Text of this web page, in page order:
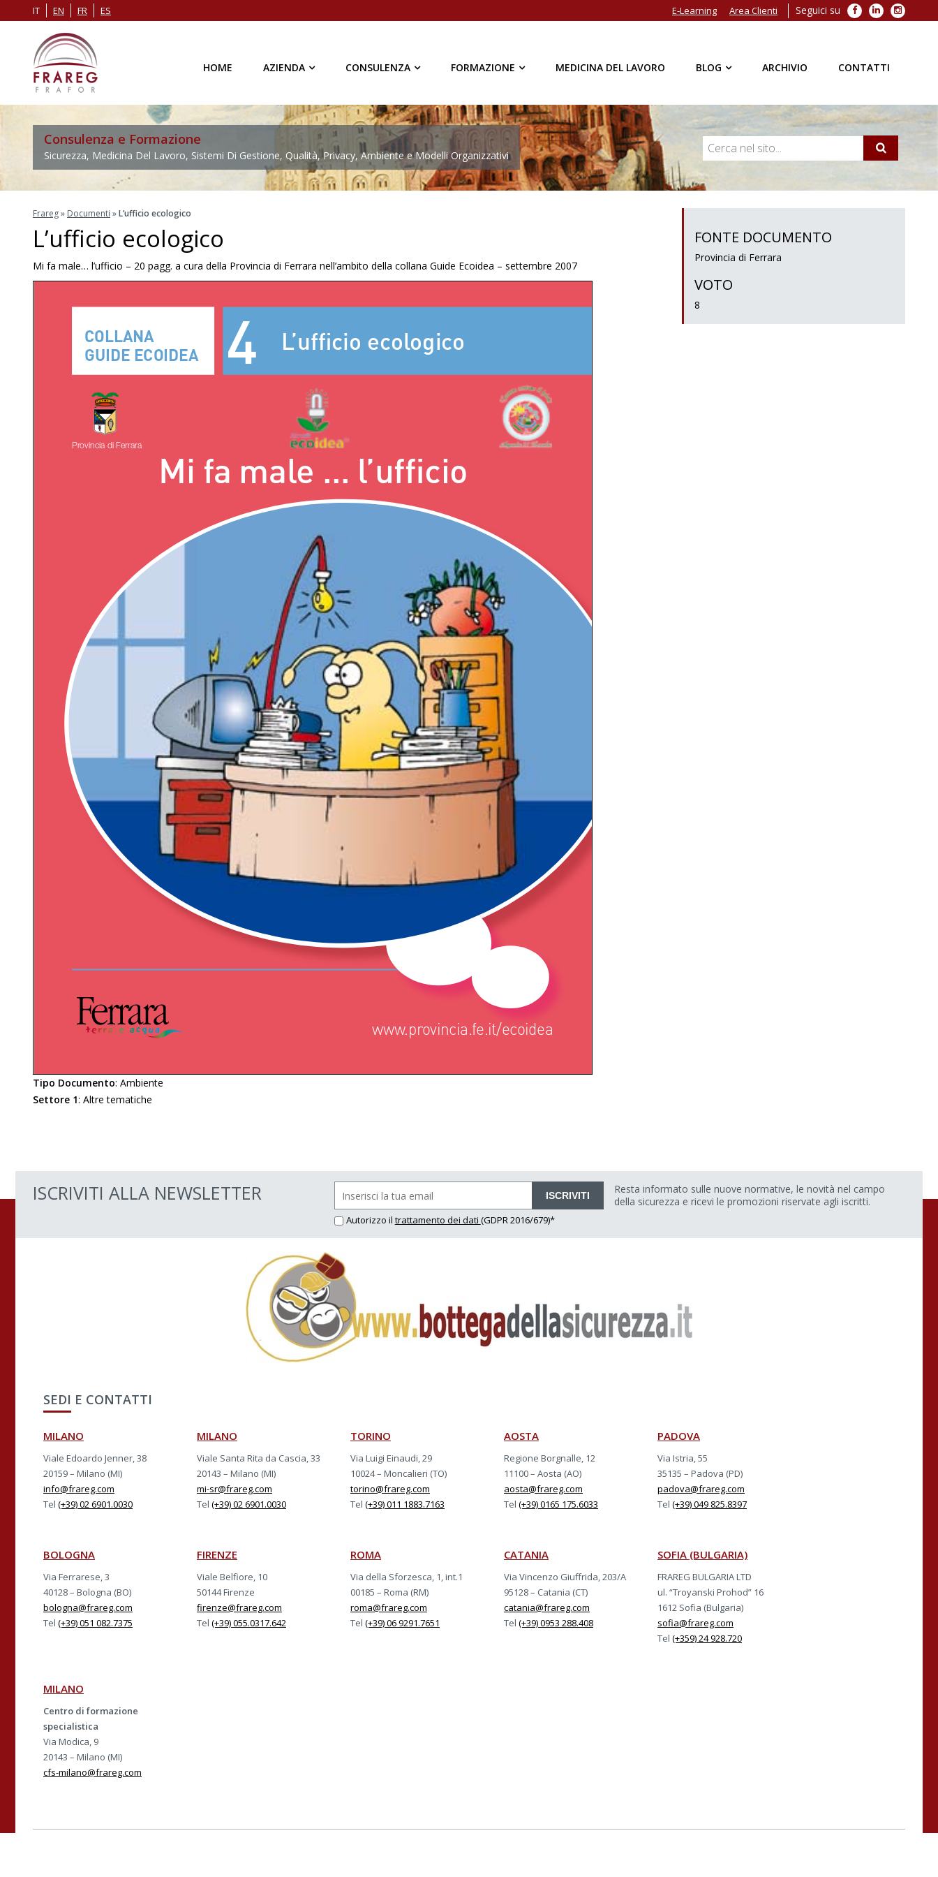
IT EN FR ES Seguici su Facebook
LinkedIn
E-Learning Area Clienti
HOME AZIENDA CONSULENZA FORMAZIONE MEDICINA DEL LAVORO BLOG ARCHIVIO CONTATTI
Consulenza e Formazione
Sicurezza, Medicina Del Lavoro, Sistemi Di Gestione, Qualità, Privacy, Ambiente e Modelli Organizzativi
Frareg» Documenti »L’ufficio ecologico
L’ufficio ecologico
Mi fa male… l’ufficio – 20 pagg. a cura della Provincia di Ferrara nell’ambito della collana Guide Ecoidea – settembre 2007
Tipo Documento: Ambiente
Settore 1: Altre tematiche
FONTE DOCUMENTO
Provincia di Ferrara
VOTO
8
ISCRIVITI ALLA NEWSLETTER ISCRIVITI
Autorizzo il trattamento dei dati (GDPR 2016/679)*
Resta informato sulle nuove normative, le novità nel campo
della sicurezza e ricevi le promozioni riservate agli iscritti.
SEDI E CONTATTI
MILANO
Viale Edoardo Jenner, 38
20159 – Milano (MI)
info@frareg.com
Tel (+39) 02 6901.0030
MILANO
Viale Santa Rita da Cascia, 33
20143 – Milano (MI)
mi-sr@frareg.com
Tel (+39) 02 6901.0030
TORINO
Via Luigi Einaudi, 29
10024 – Moncalieri (TO)
torino@frareg.com
Tel (+39) 011 1883.7163
AOSTA
Regione Borgnalle, 12
11100 – Aosta (AO)
aosta@frareg.com
Tel (+39) 0165 175.6033
PADOVA
Via Istria, 55
35135 – Padova (PD)
padova@frareg.com
Tel (+39) 049 825.8397
BOLOGNA
Via Ferrarese, 3
40128 – Bologna (BO)
bologna@frareg.com
Tel (+39) 051 082.7375
FIRENZE
Viale Belfiore, 10
50144 Firenze
firenze@frareg.com
Tel (+39) 055.0317.642
ROMA
Via della Sforzesca, 1, int.1
00185 – Roma (RM)
roma@frareg.com
Tel (+39) 06 9291.7651
CATANIA
Via Vincenzo Giuffrida, 203/A
95128 – Catania (CT)
catania@frareg.com
Tel (+39) 0953 288.408
SOFIA (BULGARIA)
FRAREG BULGARIA LTD
ul. “Troyanski Prohod” 16
1612 Sofia (Bulgaria)
sofia@frareg.com
Tel (+359) 24 928.720
MILANO
Centro di formazione
specialistica
Via Modica, 9
20143 – Milano (MI)
cfs-milano@frareg.com